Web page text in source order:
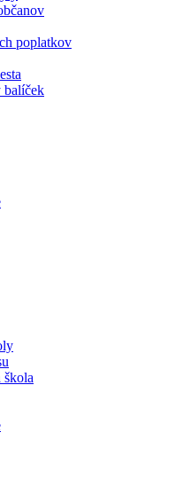
poplatkov
balíček
škola